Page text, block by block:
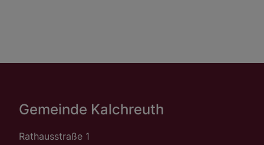
Gemeinde Kalchreuth
Rathausstraße 1